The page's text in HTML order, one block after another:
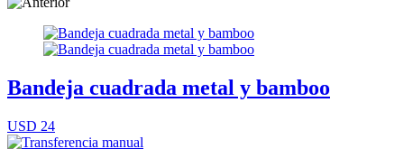
Bandeja cuadrada metal y bamboo
USD 24